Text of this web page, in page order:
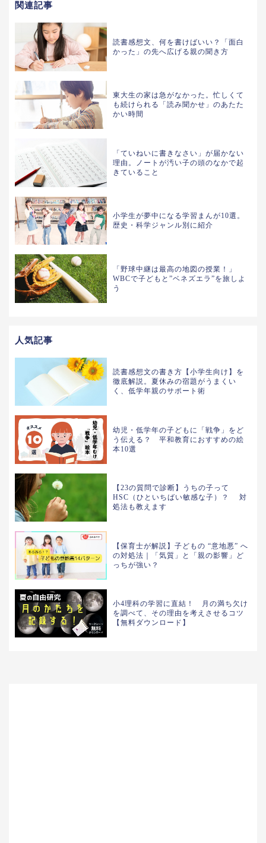
関連記事
読書感想文、何を書けばいい？「面白
かった」の先へ広げる親の聞き方
東大生の家は急がなかった。忙しくて
も続けられる「読み聞かせ」のあたた
かい時間
「ていねいに書きなさい」が届かない
理由。ノートが汚い子の頭のなかで起
きていること
小学生が夢中になる学習まんが10選。
歴史・科学ジャンル別に紹介
「野球中継は最高の地図の授業！」
WBCで子どもと”ベネズエラ”を旅しよ
う
人気記事
読書感想文の書き方【小学生向け】を
徹底解説。夏休みの宿題がうまくい
く、低学年親のサポート術
幼児・低学年の子どもに「戦争」をど
う伝える？ 平和教育におすすめの絵
本10選
【23の質問で診断】うちの子って
HSC（ひといちばい敏感な子）？ 対
処法も教えます
【保育士が解説】子どもの “意地悪” へ
の対処法｜「気質」と「親の影響」ど
っちが強い？
小4理科の学習に直結！ 月の満ち欠け
を調べて、その理由を考えさせるコツ
【無料ダウンロード】